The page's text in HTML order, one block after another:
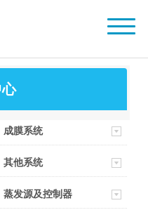
成膜系统
其他系统
蒸发源及控制器